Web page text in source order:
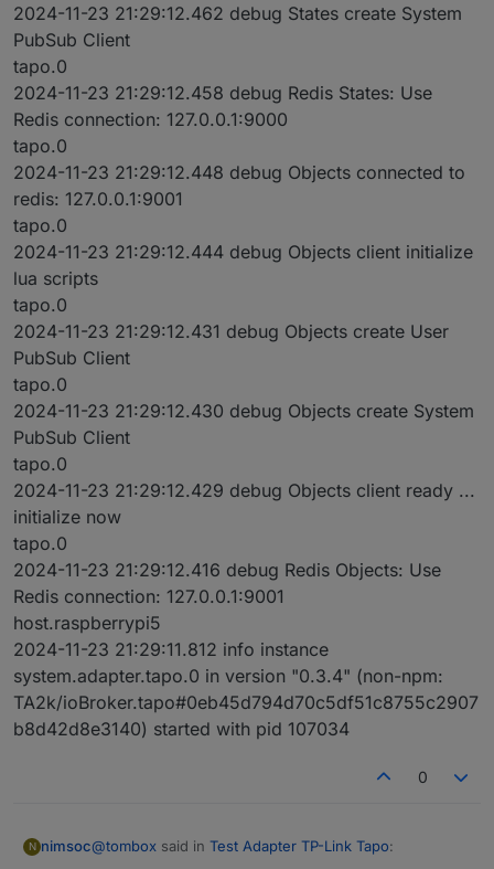
2024-11-23 21:29:12.462 debug States create System
PubSub Client
tapo.0
2024-11-23 21:29:12.458 debug Redis States: Use
Redis connection: 127.0.0.1:9000
tapo.0
2024-11-23 21:29:12.448 debug Objects connected to
redis: 127.0.0.1:9001
tapo.0
2024-11-23 21:29:12.444 debug Objects client initialize
lua scripts
tapo.0
2024-11-23 21:29:12.431 debug Objects create User
PubSub Client
tapo.0
2024-11-23 21:29:12.430 debug Objects create System
PubSub Client
tapo.0
2024-11-23 21:29:12.429 debug Objects client ready ...
initialize now
tapo.0
2024-11-23 21:29:12.416 debug Redis Objects: Use
Redis connection: 127.0.0.1:9001
host.raspberrypi5
2024-11-23 21:29:11.812 info instance
system.adapter.tapo.0 in version "0.3.4" (non-npm:
TA2k/ioBroker.tapo#0eb45d794d70c5df51c8755c2907
b8d42d8e3140) started with pid 107034
0
N nimsoc@tombox said in Test Adapter TP-Link Tapo: